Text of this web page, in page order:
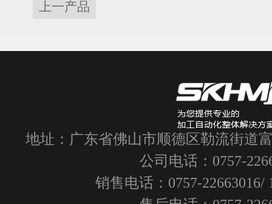
上一产品
地址：广东省佛山市顺德区勒流街道
公司电话：0757-
销售电话：0757-22663016/